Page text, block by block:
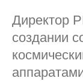
Директор
создании